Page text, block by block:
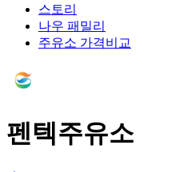
스토리
나우 패밀리
주유소 가격비교
펜텍주유소